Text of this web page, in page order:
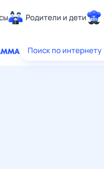
Родители и дети
Здоровье
Поиск по интернету